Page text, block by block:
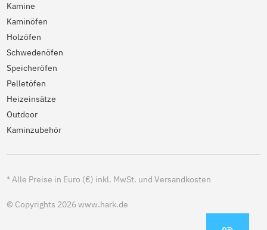
Kamine
Kaminöfen
Holzöfen
Schwedenöfen
Speicheröfen
Pelletöfen
Heizeinsätze
Outdoor
Kaminzubehör
*Alle Preise in Euro (€) inkl. MwSt. und Versandkosten
© Copyrights 2026 www.hark.de